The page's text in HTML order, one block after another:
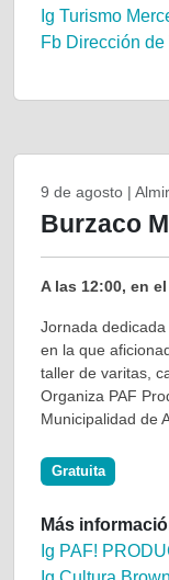
Ig Turismo
Fb Dirección
9 de agosto |
Burzaco
A las 12:00, en
Jornada
en la que
taller de varitas,
Organiza PAF
Municipalidad de
Gratuita
Más
Ig PAF!